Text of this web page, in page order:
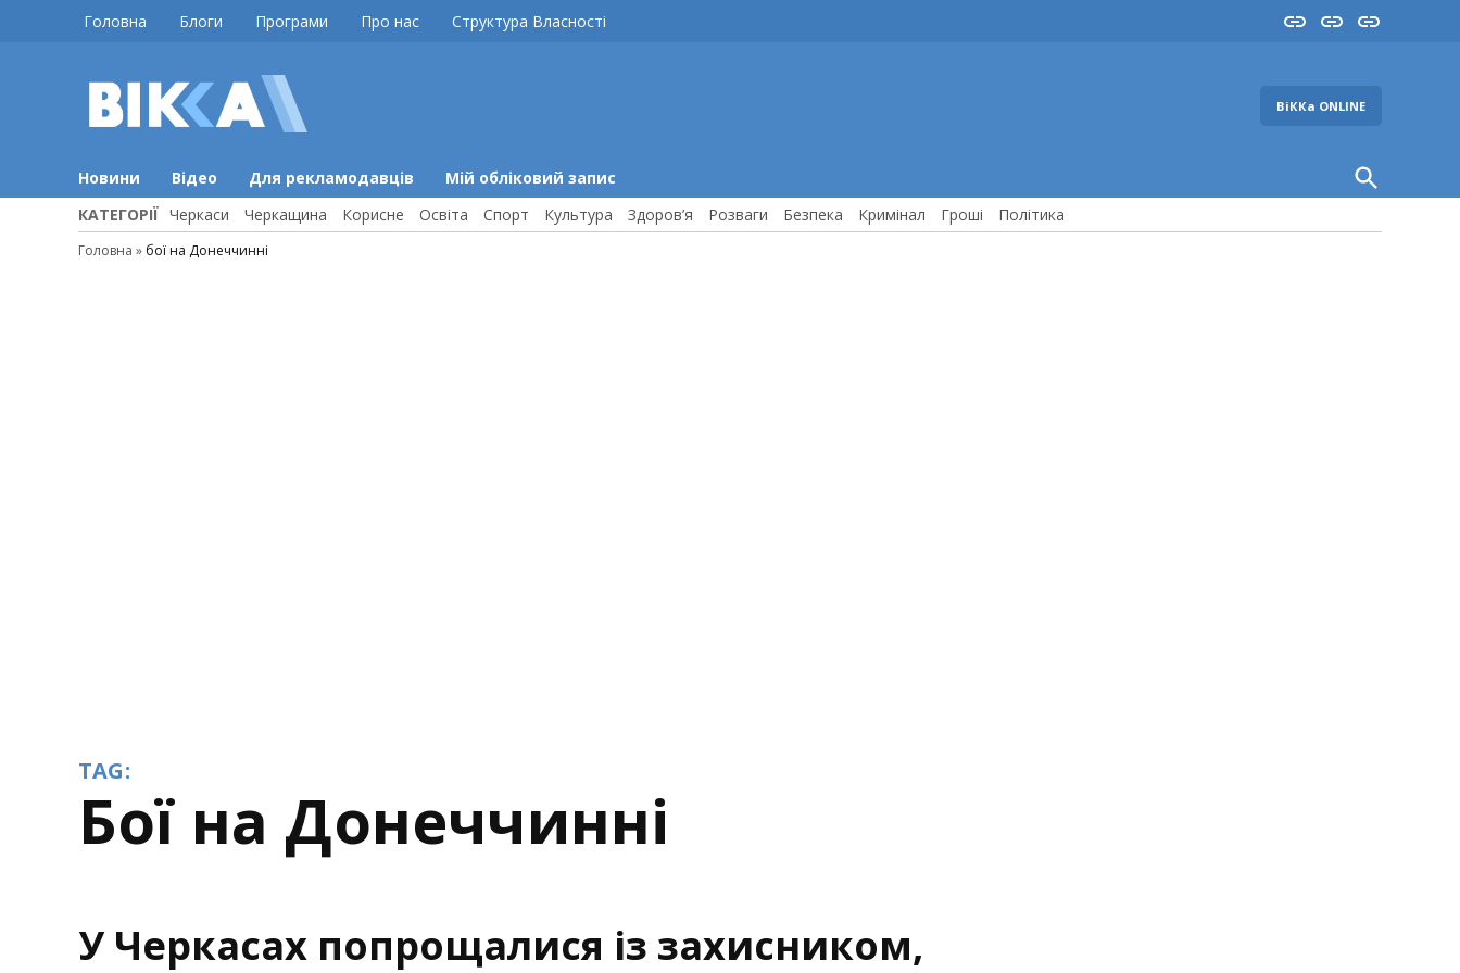
Головна Блоги Програми Про нас Структура Власності InstaYouTube
FB
ВіККа ONLINE
Новини Відео Для рекламодавців Мій обліковий запис
Open
Search
КАТЕГОРІЇ Черкаси Черкащина Корисне Освіта Спорт Культура Здоров’я Розваги Безпека Кримінал Гроші Політика
Головна » бої на Донеччинні
TAG:
бої на Донеччинні
У Черкасах попрощалися із захисником,